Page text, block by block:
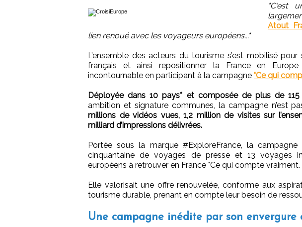
"C'est
Atout
lien renoué avec les voyageurs européens..."
L’ensemble des acteurs du tourisme s’est mobilisé
français et ainsi repositionner la France en
incontournable en participant à la campagne "Ce qui
Déployée dans 10 pays* et composée de plus de
ambition et signature communes, la campagne n’est
millions de vidéos vues, 1,2 million de visites sur
milliard d’impressions délivrées.
Portée sous la marque #ExploreFrance, la
cinquantaine de voyages de presse et 13 voyages
européens à retrouver en France "Ce qui compte vraiment.
Elle valorisait une offre renouvelée, conforme aux
tourisme durable, prenant en compte leur besoin de
Une campagne inédite par son envergure